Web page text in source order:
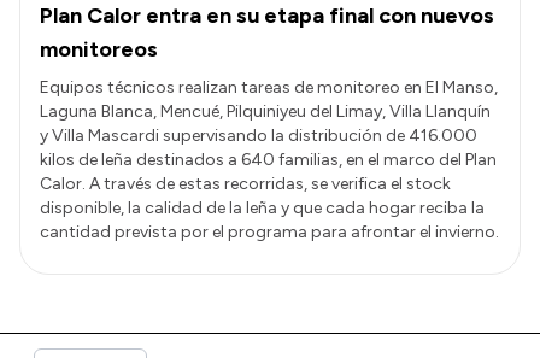
Plan Calor entra en su etapa final con nuevos
monitoreos
Equipos técnicos realizan tareas de monitoreo en El Manso,
Laguna Blanca, Mencué, Pilquiniyeu del Limay, Villa Llanquín
y Villa Mascardi supervisando la distribución de 416.000
kilos de leña destinados a 640 familias, en el marco del Plan
Calor. A través de estas recorridas, se verifica el stock
disponible, la calidad de la leña y que cada hogar reciba la
cantidad prevista por el programa para afrontar el invierno.